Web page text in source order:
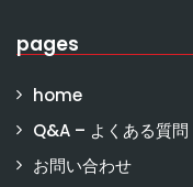
pages
home
Q&A – よくある質問
お問い合わせ